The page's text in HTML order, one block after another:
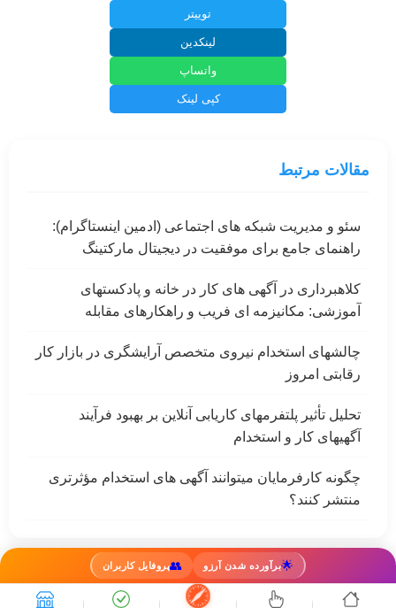
🌟برآورده شدن آرزو 👥پروفایل کاربران
توییتر
لینکدین
واتساپ
کپی لینک
مقالات مرتبط
سئو و مدیریت شبکه های اجتماعی (ادمین اینستاگرام):
راهنمای جامع برای موفقیت در دیجیتال مارکتینگ
کلاهبرداری در آگهی های کار در خانه و پادکستهای
آموزشی: مکانیزمه ای فریب و راهکارهای مقابله
چالشهای استخدام نیروی متخصص آرایشگری در بازار کار
رقابتی امروز
تحلیل تأثیر پلتفرمهای کاریابی آنلاین بر بهبود فرآیند
آگهیهای کار و استخدام
چگونه کارفرمایان میتوانند آگهی های استخدام مؤثرتری
منتشر کنند؟
درباره ما تماس قوانین اینستاگرام تلگرام